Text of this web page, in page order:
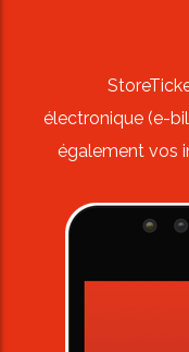
électronique (e-
également vos